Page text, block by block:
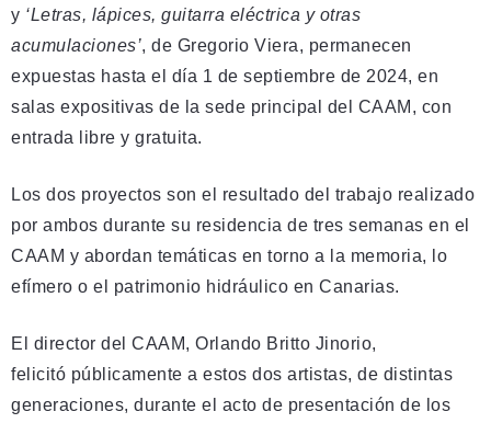
y ‘Letras, lápices, guitarra eléctrica y otras
acumulaciones’, de Gregorio Viera, permanecen
expuestas hasta el día 1 de septiembre de 2024, en
salas expositivas de la sede principal del CAAM, con
entrada libre y gratuita.
Los dos proyectos son el resultado del trabajo realizado
por ambos durante su residencia de tres semanas en el
CAAM y abordan temáticas en torno a la memoria, lo
efímero o el patrimonio hidráulico en Canarias.
El director del CAAM, Orlando Britto Jinorio,
felicitó públicamente a estos dos artistas, de distintas
generaciones, durante el acto de presentación de los